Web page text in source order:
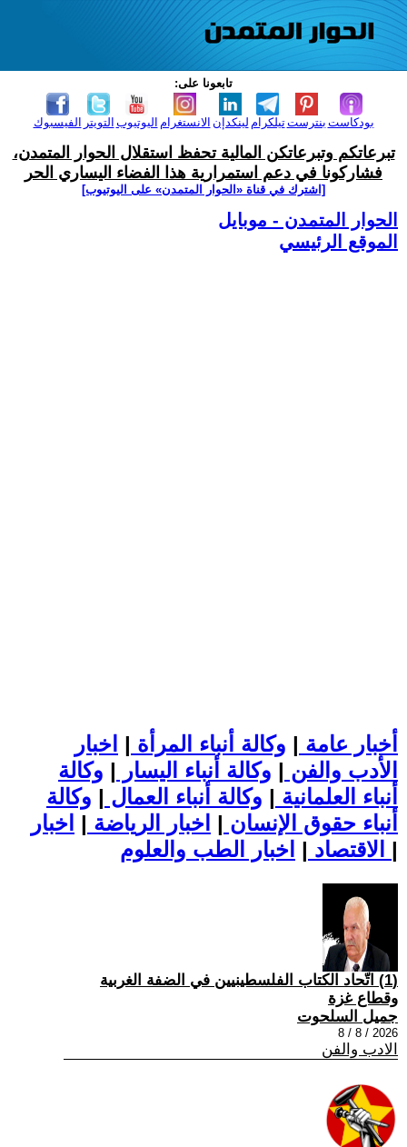
تابعونا على:
الفيسبوك التويتر اليوتيوب الانستغرام لينكدإن تيلكرامبنترست بودكاست
تبرعاتكم وتبرعاتكن المالية تحفظ استقلال الحوار المتمدن،
فشاركونا في دعم استمرارية هذا الفضاء اليساري الحر
[اشترك في قناة ‫«الحوار المتمدن» على اليوتيوب]
الحوار المتمدن - موبايل
الموقع الرئيسي
أخبار عامة | وكالة أنباء المرأة | اخبار
الأدب والفن | وكالة أنباء اليسار | وكالة
أنباء العلمانية | وكالة أنباء العمال | وكالة
أنباء حقوق الإنسان | اخبار الرياضة | اخبار
الاقتصاد | |
(1) اتّحاد الكتاب الفلسطينيين في الضفة الغربية
وقطاع غزة
جميل السلحوت
2026 / 8 / 8
الادب والفن